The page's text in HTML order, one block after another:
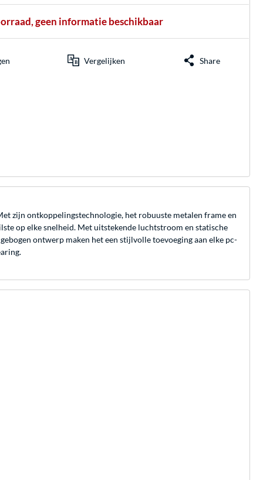
geen informatie beschikbaar
Vergelijken Share
zijn ontkoppelingstechnologie, het robuuste metalen frame en
op elke snelheid. Met uitstekende luchtstroom en statische
ontwerp maken het een stijlvolle toevoeging aan elke pc-